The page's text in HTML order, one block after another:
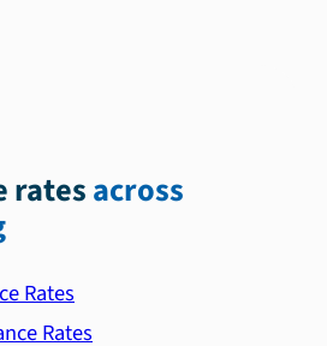
ratesacross
Rates
Rates